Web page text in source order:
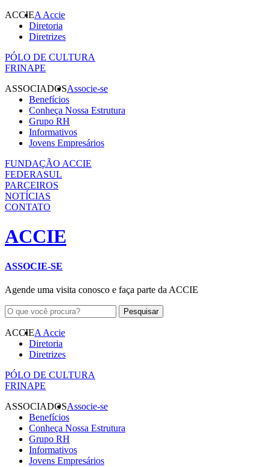
ACCIEA Accie
Diretoria
Diretrizes
PÓLO DE CULTURA
FRINAPE
ASSOCIADOSAssocie-se
Benefícios
Conheça Nossa Estrutura
Grupo RH
Informativos
Jovens Empresários
FUNDAÇÃO ACCIE
FEDERASUL
PARCEIROS
NOTÍCIAS
CONTATO
ACCIE
ASSOCIE-SE
Agende uma visita conosco e faça parte da ACCIE
ACCIEA Accie
Diretoria
Diretrizes
PÓLO DE CULTURA
FRINAPE
ASSOCIADOSAssocie-se
Benefícios
Conheça Nossa Estrutura
Grupo RH
Informativos
Jovens Empresários